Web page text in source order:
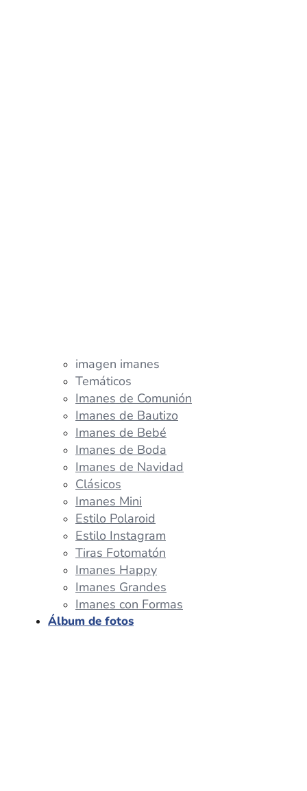
imagen imanes
Temáticos
Imanes de Comunión
Imanes de Bautizo
Imanes de Bebé
Imanes de Boda
Imanes de Navidad
Clásicos
Imanes Mini
Estilo Polaroid
Estilo Instagram
Tiras Fotomatón
Imanes Happy
Imanes Grandes
Imanes con Formas
Álbum de fotos